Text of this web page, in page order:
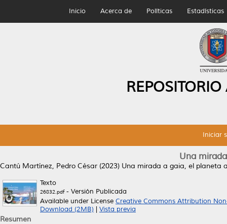
Inicio Acerca de Políticas Estadísticas
Iniciar
Una
Cantú Martínez, Pedro César (2023) Una mirada a gaia, el planeta
Texto
26832.pdf- Versión Publicada
Available under License Creative Commons Attribution
Download (2MB)
Vista previa
Resumen